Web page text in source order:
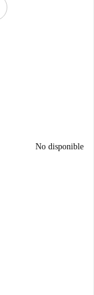
No disponible